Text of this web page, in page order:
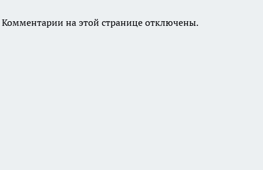
Комментарии на этой странице отключены.